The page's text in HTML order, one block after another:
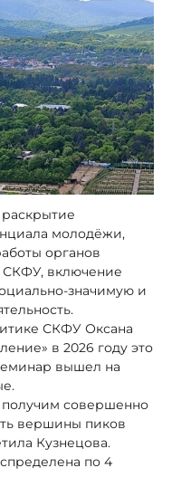
молодёжи,
органов
СКФУ, включение
значимую и
СКФУ Оксана
в 2026 году это
вышел на
получим совершенно
вершины пиков
Кузнецова.
по 4